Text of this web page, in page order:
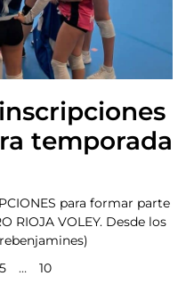
temporada
para formar parte
RIOJA VOLEY. Desde los
5 … 10